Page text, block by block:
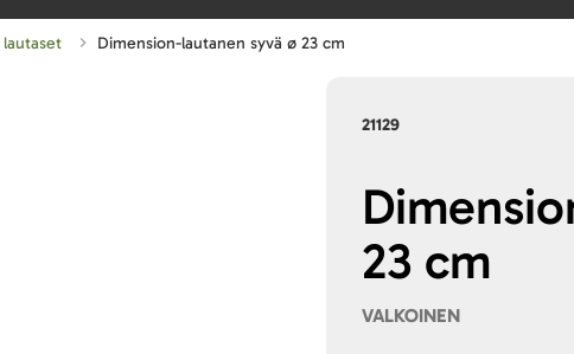
lautaset Dimension-lautanen syvä ø 23 cm
21129
23 cm
VALKOINEN